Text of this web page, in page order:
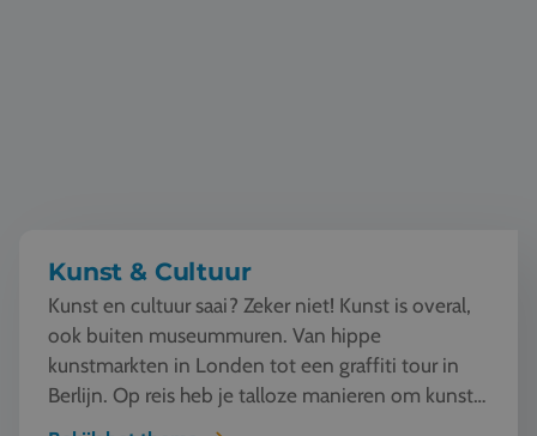
Kunst & Cultuur
Kunst en cultuur saai? Zeker niet! Kunst is overal,
ook buiten museummuren. Van hippe
kunstmarkten in Londen tot een graffiti tour in
Berlijn. Op reis heb je talloze manieren om kunst
te beleven en...